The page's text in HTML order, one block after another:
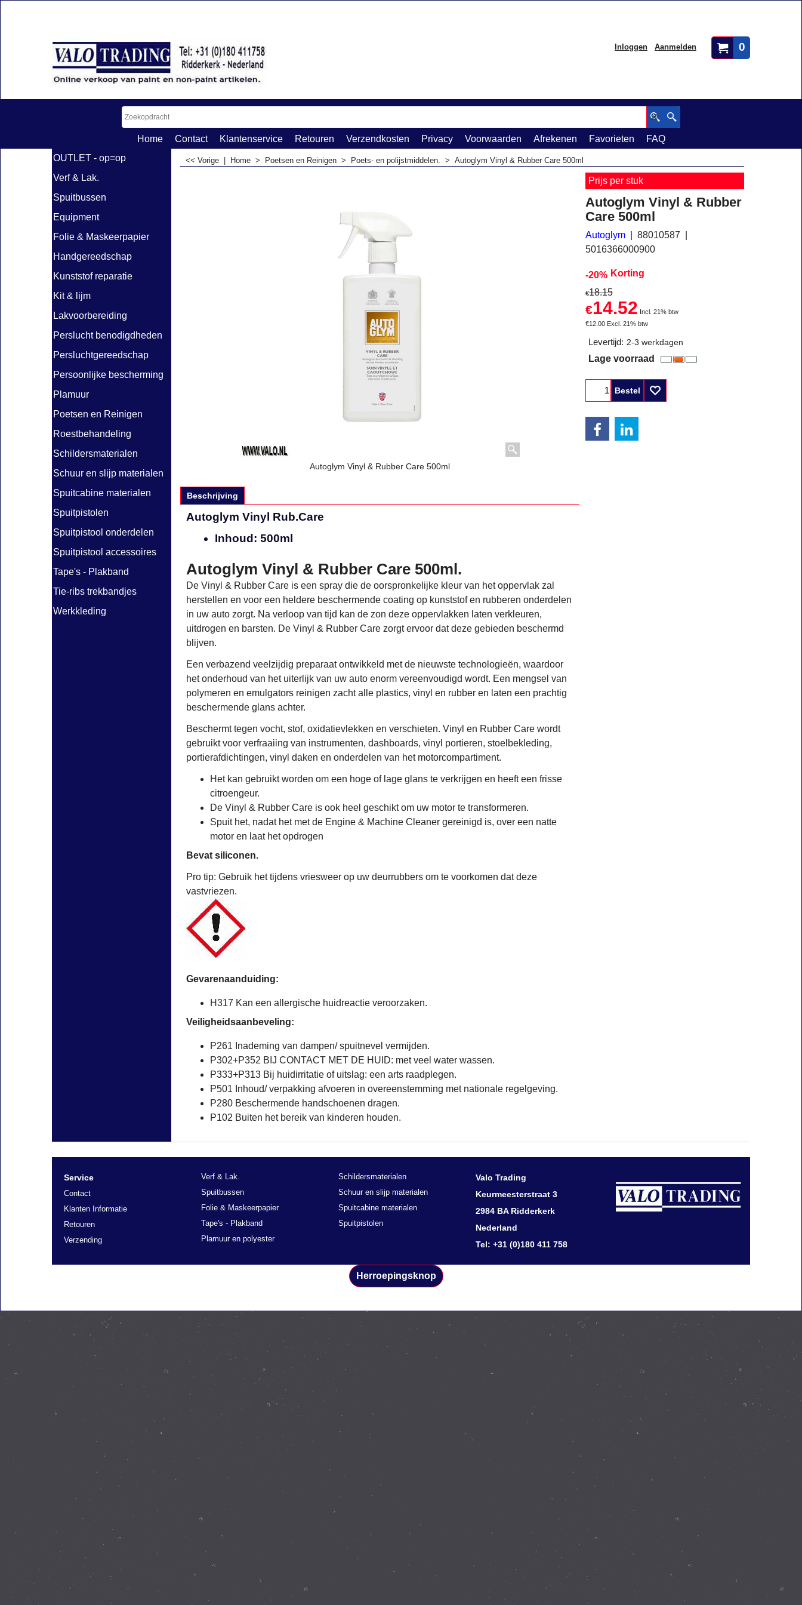
0
Inloggen Aanmelden
Home Contact Klantenservice Retouren Verzendkosten Privacy Voorwaarden Afrekenen Favorieten
FAQ
OUTLET - op=op
Verf & Lak.
Spuitbussen
Equipment
Folie & Maskeerpapier
Handgereedschap
Kunststof reparatie
Kit & lijm
Lakvoorbereiding
Perslucht benodigdheden
Persluchtgereedschap
Persoonlijke bescherming
Plamuur
Poetsen en Reinigen
Roestbehandeling
Schildersmaterialen
Schuur en slijp materialen
Spuitcabine materialen
Spuitpistolen
Spuitpistool onderdelen
Spuitpistool accessoires
Tape's - Plakband
Tie-ribs trekbandjes
Werkkleding
<< Vorige Home > Poetsen en Reinigen > Poets- en polijstmiddelen. > Autoglym Vinyl & Rubber Care 500ml
Autoglym Vinyl & Rubber Care 500ml
Prijs per stuk
Autoglym Vinyl & Rubber
Care 500ml
Autoglym
88010587
5016366000900
-20% Korting
€18.15
€14.52 Incl. 21% btw
€12.00 Excl. 21% btw
Levertijd: 2-3 werkdagen
Lage voorraad
Bestel
Beschrijving
Autoglym Vinyl Rub.Care
Inhoud: 500ml
Autoglym Vinyl & Rubber Care 500ml.
De Vinyl & Rubber Care is een spray die de oorspronkelijke kleur van het oppervlak zal
herstellen en voor een heldere beschermende coating op kunststof en rubberen onderdelen
in uw auto zorgt. Na verloop van tijd kan de zon deze oppervlakken laten verkleuren,
uitdrogen en barsten. De Vinyl & Rubber Care zorgt ervoor dat deze gebieden beschermd
blijven.
Een verbazend veelzijdig preparaat ontwikkeld met de nieuwste technologieën, waardoor
het onderhoud van het uiterlijk van uw auto enorm vereenvoudigd wordt. Een mengsel van
polymeren en emulgators reinigen zacht alle plastics, vinyl en rubber en laten een prachtig
beschermende glans achter.
Beschermt tegen vocht, stof, oxidatievlekken en verschieten. Vinyl en Rubber Care wordt
gebruikt voor verfraaiing van instrumenten, dashboards, vinyl portieren, stoelbekleding,
portierafdichtingen, vinyl daken en onderdelen van het motorcompartiment.
Het kan gebruikt worden om een hoge of lage glans te verkrijgen en heeft een frisse
citroengeur.
De Vinyl & Rubber Care is ook heel geschikt om uw motor te transformeren.
Spuit het, nadat het met de Engine & Machine Cleaner gereinigd is, over een natte
motor en laat het opdrogen
Bevat siliconen.
Pro tip: Gebruik het tijdens vriesweer op uw deurrubbers om te voorkomen dat deze
vastvriezen.
Gevarenaanduiding:
H317 Kan een allergische huidreactie veroorzaken.
Veiligheidsaanbeveling:
P261 Inademing van dampen/ spuitnevel vermijden.
P302+P352 BIJ CONTACT MET DE HUID: met veel water wassen.
P333+P313 Bij huidirritatie of uitslag: een arts raadplegen.
P501 Inhoud/ verpakking afvoeren in overeenstemming met nationale regelgeving.
P280 Beschermende handschoenen dragen.
P102 Buiten het bereik van kinderen houden.
Service
Contact
Klanten Informatie
Retouren
Verzending
Verf & Lak.
Spuitbussen
Folie & Maskeerpapier
Tape's - Plakband
Plamuur en polyester
Schildersmaterialen
Schuur en slijp materialen
Spuitcabine materialen
Spuitpistolen
Valo Trading
Keurmeesterstraat 3
2984 BA Ridderkerk
Nederland
Tel: +31 (0)180 411 758
Herroepingsknop